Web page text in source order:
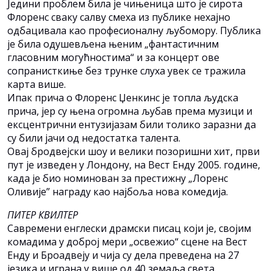
Једини проблем била је чињеница што је сирота
Флоренс сваку салву смеха из публике нехајно
одбацивала као професионалну љубомору. Публика
је била одушевљена њеним „фантастичним
гласовним могућностима“ и за концерт ове
сопранисткиње без трунке слуха увек се тражила
карта више.
Ипак прича о Флоренс Џенкинс је топла људска
прича, јер су њена огромна љубав према музици и
ексцентрични ентузијазам били толико заразни да
су били јачи од недостатка талента.
Овај бродвејски шоу и велики позоришни хит, први
пут је изведен у Лондону, на Вест Енду 2005. године,
када је био номинован за престижну „Лоренс
Оливије” награду као најбоља нова комедија.
ПИТЕР КВИЛТЕР
Савремени енглески драмски писац који је, својим
комадима у доброј мери „освежио“ сцене на Вест
Енду и Броадвеју и чија су дела преведена на 27